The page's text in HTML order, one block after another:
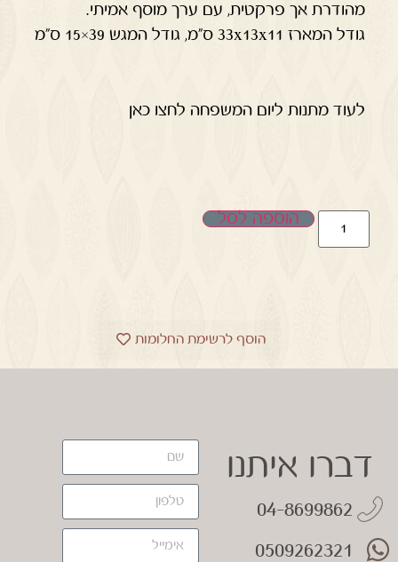
מהודרת אך פרקטית, עם ערך מוסף אמיתי.
גודל המארז 33x13x11 ס"מ, גודל המגש 39×15 ס"מ
לעוד מתנות ליום המשפחה לחצו כאן
הוספה לסל
הוסף לרשימת החלומות
דברו איתנו
04-8699862
0509262321